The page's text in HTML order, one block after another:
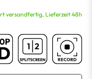
versandfertig, Lieferzeit 48h